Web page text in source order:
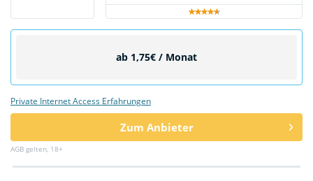
ab 1,75€ / Monat
Private Internet Access Erfahrungen
Zum Anbieter
AGB gelten, 18+